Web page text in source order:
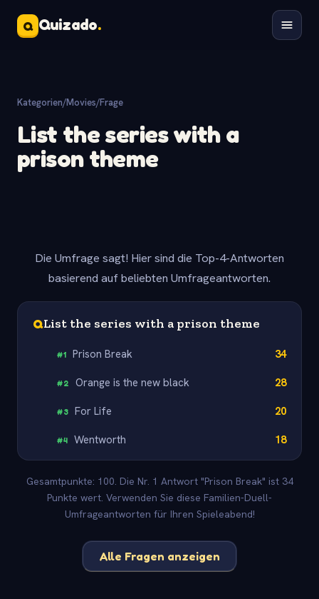
Q Quizado.
Kategorien/Movies/Frage
List the series with a
prison theme
Die Umfrage sagt! Hier sind die Top-4-Antworten
basierend auf beliebten Umfrageantworten.
QList the series with a prison theme
#1 Prison Break 34
#2 Orange is the new black 28
#3 For Life 20
#4 Wentworth 18
Gesamtpunkte: 100. Die Nr. 1 Antwort "Prison Break" ist 34
Punkte wert. Verwenden Sie diese Familien-Duell-
Umfrageantworten für Ihren Spieleabend!
Alle Fragen anzeigen